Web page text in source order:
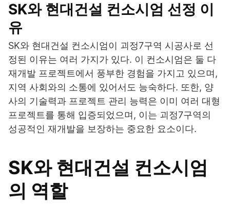
SK와 현대건설 컨소시엄 선정 이
유
SK와 현대건설 컨소시엄이 괴정7구역 시공사로 선
정된 이유는 여러 가지가 있다. 이 컨소시엄은 둘 다
재개발 프로젝트에서 풍부한 경험을 가지고 있으며,
지역 사회와의 소통에 있어서도 능숙하다. 또한, 양
사의 기술력과 프로젝트 관리 능력은 이미 여러 대형
프로젝트를 통해 입증되었으며, 이는 괴정7구역의
성공적인 재개발을 보장하는 중요한 요소이다.
SK와 현대건설 컨소시엄
의 역할